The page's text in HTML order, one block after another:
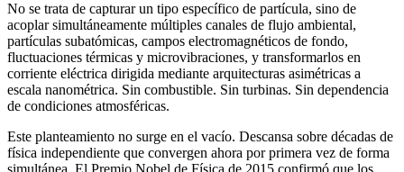
No se trata de capturar un tipo específico de partícula, sino de
acoplar simultáneamente múltiples canales de flujo ambiental,
partículas subatómicas, campos electromagnéticos de fondo,
fluctuaciones térmicas y microvibraciones, y transformarlos en
corriente eléctrica dirigida mediante arquitecturas asimétricas a
escala nanométrica. Sin combustible. Sin turbinas. Sin dependencia
de condiciones atmosféricas.
Este planteamiento no surge en el vacío. Descansa sobre décadas de
física independiente que convergen ahora por primera vez de forma
simultánea. El Premio Nobel de Física de 2015 confirmó que los